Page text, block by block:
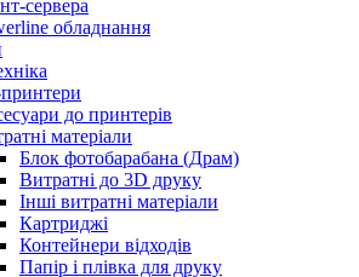
сервера
обладнання
до принтерів
матеріали
Блок фотобарабана (Драм)
Витратні до 3D друку
Інші витратні матеріали
Картриджі
Контейнери відходів
Папір і плівка для друку